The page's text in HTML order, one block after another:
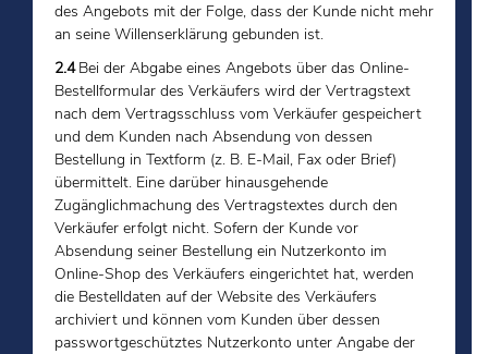
des Angebots mit der Folge, dass der Kunde nicht mehr
an seine Willenserklärung gebunden ist.
2.4Bei der Abgabe eines Angebots über das Online-
Bestellformular des Verkäufers wird der Vertragstext
nach dem Vertragsschluss vom Verkäufer gespeichert
und dem Kunden nach Absendung von dessen
Bestellung in Textform (z. B. E-Mail, Fax oder Brief)
übermittelt. Eine darüber hinausgehende
Zugänglichmachung des Vertragstextes durch den
Verkäufer erfolgt nicht. Sofern der Kunde vor
Absendung seiner Bestellung ein Nutzerkonto im
Online-Shop des Verkäufers eingerichtet hat, werden
die Bestelldaten auf der Website des Verkäufers
archiviert und können vom Kunden über dessen
passwortgeschütztes Nutzerkonto unter Angabe der